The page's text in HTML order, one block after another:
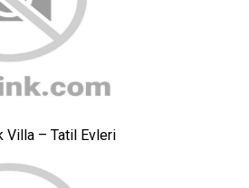
Villa – Tatil Evleri